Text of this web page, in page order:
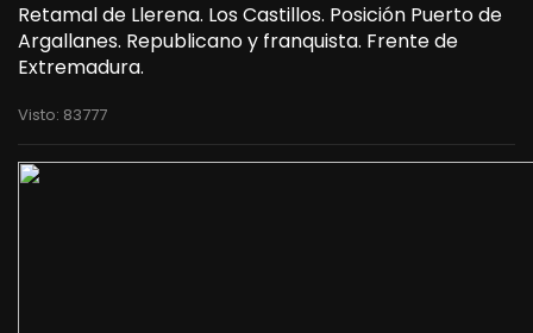
Retamal de Llerena. Los Castillos. Posición Puerto de
Argallanes. Republicano y franquista. Frente de
Extremadura.
Visto: 83777